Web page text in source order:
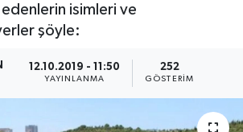
isimleri ve
şöyle:
12.10.2019 - 11:50
YAYINLANMA
252
GÖSTERIM